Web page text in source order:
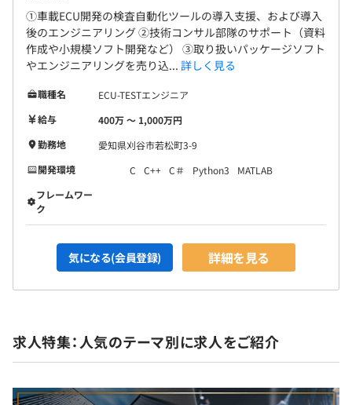
①車載ECU開発の検査自動化ツールの導入支援、および導入
後のエンジニアリング ②技術コンサル部隊のサポート（資料
作成や小規模ソフト開発など） ③取り扱いパッケージソフト
やエンジニアリングを売り込... 詳しく見る
職種名
ECU-TESTエンジニア
給与
400万 〜 1,000万円
勤務地
愛知県刈谷市若松町3-9
開発環境
C C++ C＃ Python3
MATLAB
フレームワー
ク
気になる(会員登録) 詳細を見る
求人特集：人気のテーマ別に求人をご紹介